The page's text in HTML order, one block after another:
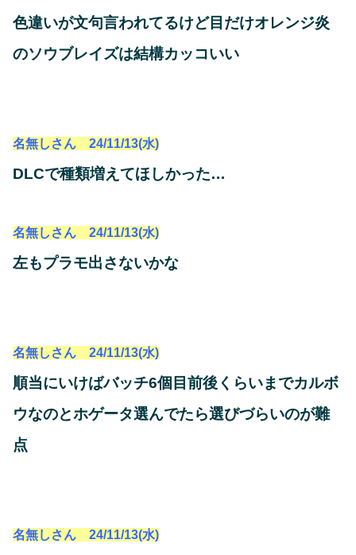
色違いが文句言われてるけど目だけオレンジ炎
のソウブレイズは結構カッコいい
名無しさん 24/11/13(水)
DLCで種類増えてほしかった…
名無しさん 24/11/13(水)
左もプラモ出さないかな
名無しさん 24/11/13(水)
順当にいけばバッチ6個目前後くらいまでカルボ
ウなのとホゲータ選んでたら選びづらいのが難
点
名無しさん 24/11/13(水)